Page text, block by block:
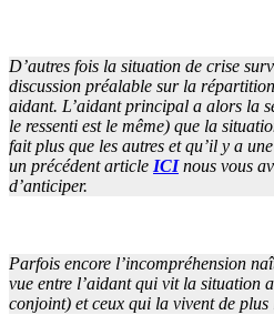
D’autres fois la situation de crise
discussion préalable sur la
aidant. L’aidant principal a alors la
le ressenti est le même) que la
fait plus que les autres et qu’il y a
un précédent article ICInous vous
d’anticiper.
Parfois encore l’incompréhension
vue entre l’aidant qui vit la situation
conjoint) et ceux qui la vivent de plus